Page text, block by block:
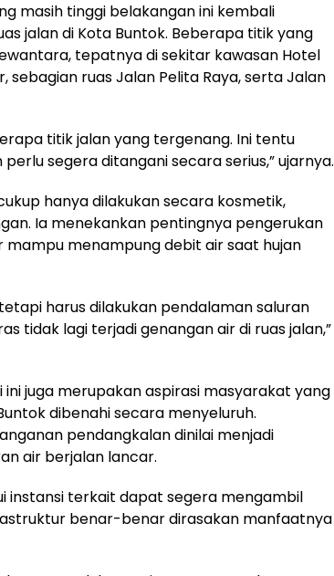
masih tinggi belakangan ini kembali
jalan di Kota Buntok. Beberapa titik yang
tepatnya di sekitar kawasan Hotel
sebagian ruas Jalan Pelita Raya, serta Jalan
titik jalan yang tergenang. Ini tentu
segera ditangani secara serius,” ujarnya.
hanya dilakukan secara kosmetik,
Ia menekankan pentingnya pengerukan
menampung debit air saat hujan
harus dilakukan pendalaman saluran
tidak lagi terjadi genangan air di ruas jalan,”
juga merupakan aspirasi masyarakat yang
dibenahi secara menyeluruh.
pendangkalan dinilai menjadi
air berjalan lancar.
instansi terkait dapat segera mengambil
benar-benar dirasakan manfaatnya